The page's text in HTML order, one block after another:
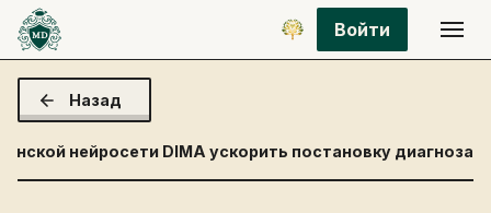
Войти
Назад
нейросети DIMA ускорить постановку диагноза